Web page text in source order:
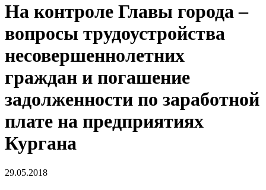
На контроле Главы города –
вопросы трудоустройства
несовершеннолетних
граждан и погашение
задолженности по заработной
плате на предприятиях
Кургана
29.05.2018